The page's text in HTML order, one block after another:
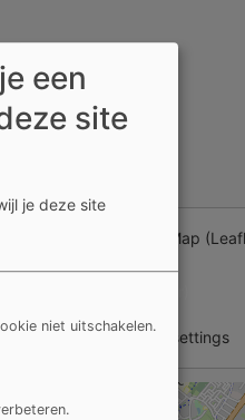
External Map
Manage privacy settings
een
site
je deze site
niet uitschakelen.